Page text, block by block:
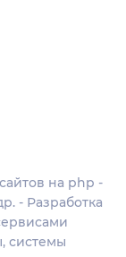
на php -
- Разработка
системы